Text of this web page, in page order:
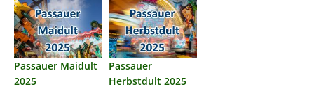
Passauer Maidult
2025
Passauer
Herbstdult 2025